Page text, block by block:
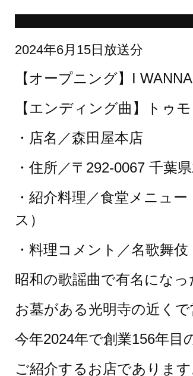
2024年6月15日放送分
【オープニング】I
【エンディング曲】トゥ
・店名／森田屋本店
・住所／〒292-0067 千葉
・紹介料理／食堂メニュ
ス）
・料理コメント／名歌舞
昭和の歌謡曲で有名にな
お墓がある光明寺の近く
今年2024年で創業156年目
ご紹介するお店であります